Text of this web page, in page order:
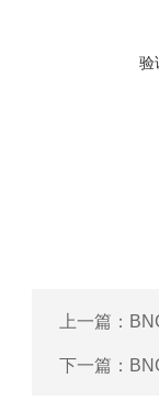
验
上一篇：
下一篇：